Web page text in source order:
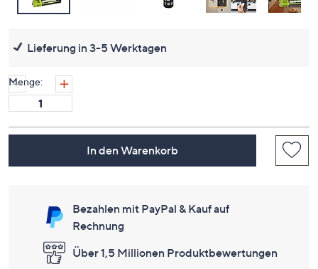
Lieferung in 3-5 Werktagen
Menge:
In den Warenkorb
Bezahlen mit PayPal & Kauf auf
Rechnung
Über 1,5 Millionen Produktbewertungen